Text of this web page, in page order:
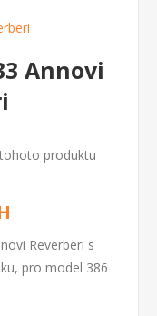
Annovi
produktu
Reverberi s
pro model 386